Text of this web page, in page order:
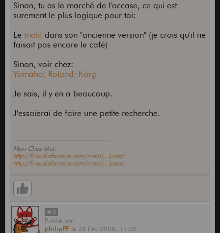
Sinon, tu as le marché de l'occase, ce qui est
surement le plus logique pour toi:
Le motifdans son "ancienne version" (je crois qu'il ne
faisait pas encore le café)
Sinon, voir chez:
Yamaha; Roland; Korg
Je sais, il y en a beaucoup.
J'essaierai de faire une petite recherche.
Mon Chez Moi:
http://fr.audiofanzine.com/mem(...)ucts/
http://fr.audiofanzine.com/mem(...)otos/
#3
Publié par
philipPF le 28 Fév 2008, 11:05